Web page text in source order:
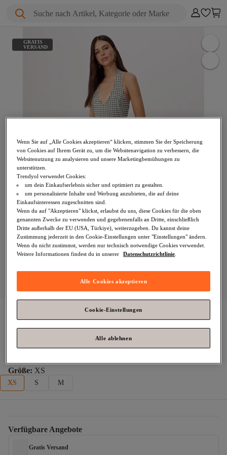
Suche nach Artikel, Kategorie oder Marke
GRATIS
VERSAND
Grünes, gemustertes, gewebtes Maxikleid
mit Taillenöffnung TWOSS25EL00874
Zahle deine Rechnung innerhalb von 30 Tagen – kostenfrei.
Größe: XS
XS S M
Verfügbare Angebote
Gratis Versand
Wenn Sie auf „Alle Cookies akzeptieren“ klicken, stimmen Sie der Speicherung
von Cookies auf Ihrem Gerät zu, um die Websitenavigation zu verbessern, die
Websitenutzung zu analysieren und unsere Marketingbemühungen zu
unterstützen.
Trendyol verwendet Cookies:
um dein Einkaufserlebnis sicher und optimiert zu gestalten.
um personalisierte Inhalte und Werbung anzubieten, die auf deine
Einkaufsinteressen zugeschnitten sind.
Wenn du auf "Akzeptieren" klickst, erlaubst du uns, diese Cookies für die oben
genannten Zwecke zu verwenden und gegebenenfalls an Dritte, einschließlich
Dritte außerhalb der EU (USA, Türkiye), weiterzugeben. Du kannst deine
Zustimmung jederzeit in den Cookie-Einstellungen unter "Einstellungen" ändern.
Wenn du nicht zustimmst, werden nur technisch notwendige Cookies verwendet.
Weitere Informationen findest du in unserer
Datenschutzrichtlinie.
Alle Cookies akzeptieren
Cookie-Einstellungen
Alle ablehnen